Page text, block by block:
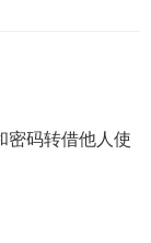
密码转借他人使